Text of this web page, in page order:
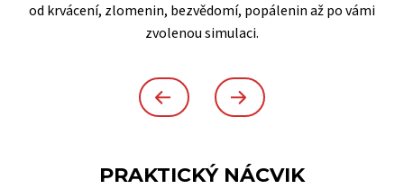
od krvácení, zlomenin, bezvědomí, popálenin až po vámi
zvolenou simulaci.
PRAKTICKÝ NÁCVIK